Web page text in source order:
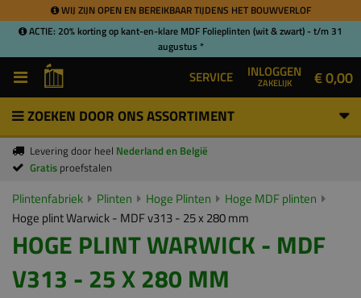
WIJ ZIJN OPEN EN BEREIKBAAR TIJDENS HET BOUWVERLOF
ACTIE: 20% korting op kant-en-klare MDF Folieplinten (wit & zwart) - t/m 31
augustus *
SERVICE INLOGGEN
ZAKELIJK € 0,00
ZOEKEN DOOR ONS ASSORTIMENT
Levering door heel Nederland en België
Gratis proefstalen
Plintenfabriek Plinten Hoge Plinten
Hoge MDF plinten
Hoge plint Warwick - MDF v313 - 25 x 280 mm
HOGE PLINT WARWICK - MDF
V313 - 25 X 280 MM